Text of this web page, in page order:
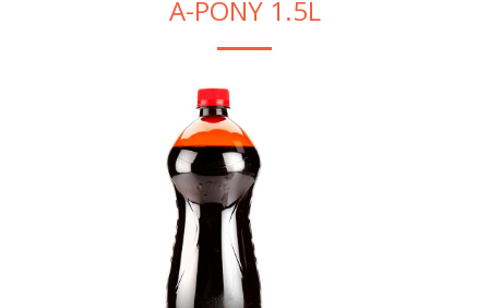
A-PONY 1.5L